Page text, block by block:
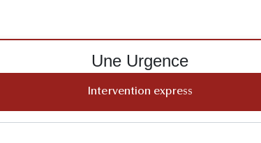
Une Urgence
Intervention express